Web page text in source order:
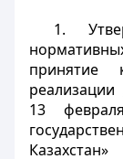
1.
принятие
реализации
13